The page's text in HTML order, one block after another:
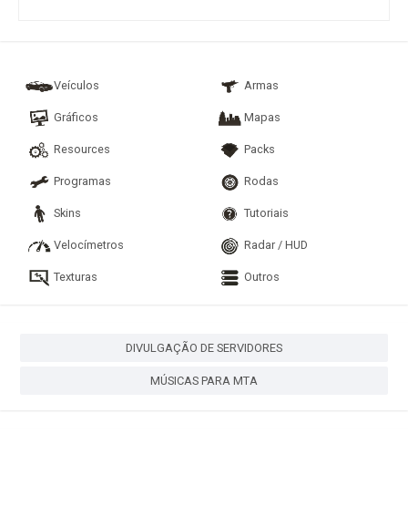
Veículos Armas
Gráficos Mapas
Resources Packs
Programas Rodas
Skins Tutoriais
Velocímetros Radar / HUD
Texturas Outros
DIVULGAÇÃO DE SERVIDORES
MÚSICAS PARA MTA